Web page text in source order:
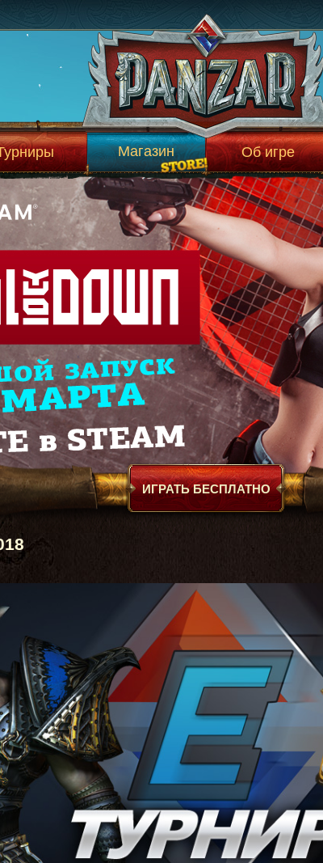
Магазин Об игре
ИГРАТЬ БЕСПЛАТНО